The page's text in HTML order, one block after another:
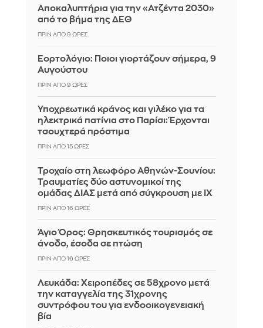
Αποκαλυπτήρια για την «Ατζέντα 2030»
από το βήμα της ΔΕΘ
ΠΡΙΝ ΑΠΌ 9 ΏΡΕΣ
Εορτολόγιο: Ποιοι γιορτάζουν σήμερα, 9
Αυγούστου
ΠΡΙΝ ΑΠΌ 9 ΏΡΕΣ
Υποχρεωτικά κράνος και γιλέκο για τα
ηλεκτρικά πατίνια στο Παρίσι: Έρχονται
τσουχτερά πρόστιμα
ΠΡΙΝ ΑΠΌ 15 ΏΡΕΣ
Τροχαίο στη λεωφόρο Αθηνών-Σουνίου:
Τραυματίες δύο αστυνομικοί της
ομάδας ΔΙΑΣ μετά από σύγκρουση με ΙΧ
ΠΡΙΝ ΑΠΌ 16 ΏΡΕΣ
Άγιο Όρος: Θρησκευτικός τουρισμός σε
άνοδο, έσοδα σε πτώση
ΠΡΙΝ ΑΠΌ 16 ΏΡΕΣ
Λευκάδα: Χειροπέδες σε 58χρονο μετά
την καταγγελία της 31χρονης
συντρόφου του για ενδοοικογενειακή
βία